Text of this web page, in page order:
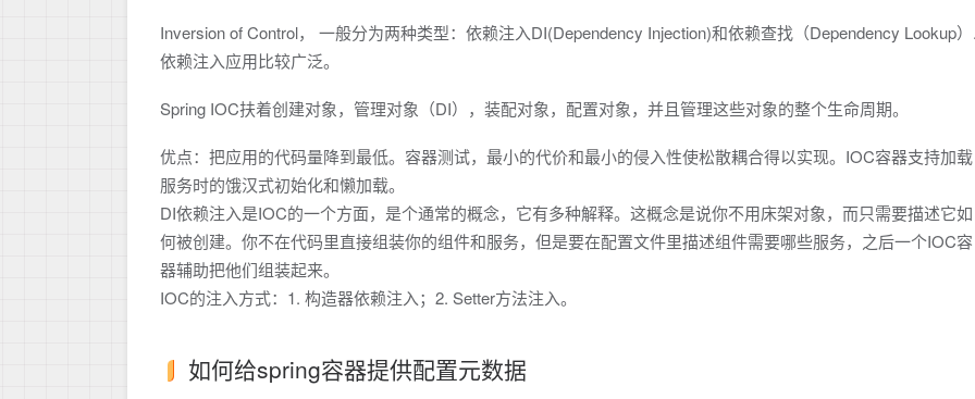
Inversion of Control， 一般分为两种类型：依赖注入DI(Dependency Injection)和依赖查找（Dependency Lookup
依赖注入应用比较广泛。
Spring IOC扶着创建对象，管理对象（DI），装配对象，配置对象，并且管理这些对象的整个生命周期。
优点：把应用的代码量降到最低。容器测试，最小的代价和最小的侵入性使松散耦合得以实现。IOC容器支持加载
服务时的饿汉式初始化和懒加载。
DI依赖注入是IOC的一个方面，是个通常的概念，它有多种解释。这概念是说你不用床架对象，而只需要描述它如
何被创建。你不在代码里直接组装你的组件和服务，但是要在配置文件里描述组件需要哪些服务，之后一个IOC容
器辅助把他们组装起来。
IOC的注入方式：1. 构造器依赖注入；2. Setter方法注入。
如何给spring容器提供配置元数据